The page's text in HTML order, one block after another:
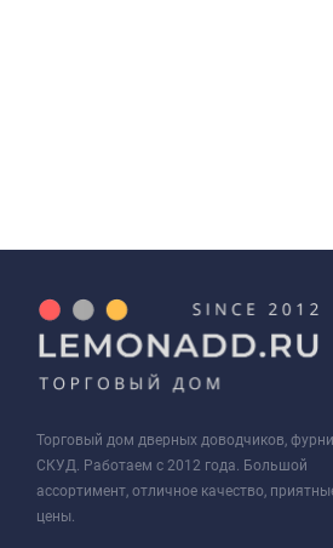
Торговый дом дверных доводчиков,
СКУД. Работаем с 2012 года. Большой
ассортимент, отличное качество,
цены.